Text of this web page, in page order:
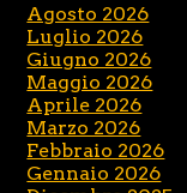
Agosto 2026
Luglio 2026
Giugno 2026
Maggio 2026
Aprile 2026
Marzo 2026
Febbraio 2026
Gennaio 2026